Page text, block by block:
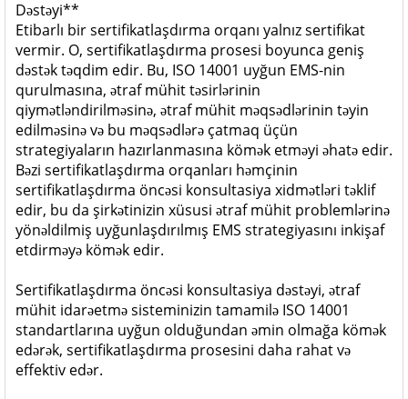
Dəstəyi**
Etibarlı bir sertifikatlaşdırma orqanı yalnız sertifikat
vermir. O, sertifikatlaşdırma prosesi boyunca geniş
dəstək təqdim edir. Bu, ISO 14001 uyğun EMS-nin
qurulmasına, ətraf mühit təsirlərinin
qiymətləndirilməsinə, ətraf mühit məqsədlərinin təyin
edilməsinə və bu məqsədlərə çatmaq üçün
strategiyaların hazırlanmasına kömək etməyi əhatə edir.
Bəzi sertifikatlaşdırma orqanları həmçinin
sertifikatlaşdırma öncəsi konsultasiya xidmətləri təklif
edir, bu da şirkətinizin xüsusi ətraf mühit problemlərinə
yönəldilmiş uyğunlaşdırılmış EMS strategiyasını inkişaf
etdirməyə kömək edir.
Sertifikatlaşdırma öncəsi konsultasiya dəstəyi, ətraf
mühit idarəetmə sisteminizin tamamilə ISO 14001
standartlarına uyğun olduğundan əmin olmağa kömək
edərək, sertifikatlaşdırma prosesini daha rahat və
effektiv edər.